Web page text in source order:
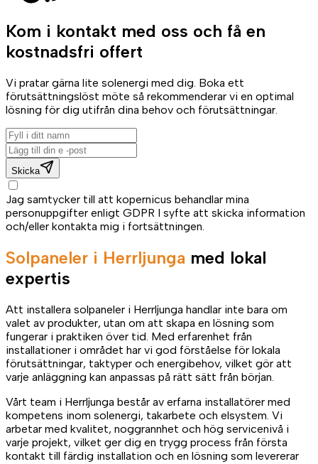
Kom i kontakt med oss och få en
kostnadsfri offert
Vi pratar gärna lite solenergi med dig. Boka ett
förutsättningslöst möte så rekommenderar vi en optimal
lösning för dig utifrån dina behov och förutsättningar.
Skicka
Jag samtycker till att kopernicus behandlar mina
personuppgifter enligt GDPR I syfte att skicka information
och/eller kontakta mig i fortsättningen.
Solpaneler i Herrljunga med lokal
expertis
Att installera solpaneler i Herrljunga handlar inte bara om
valet av produkter, utan om att skapa en lösning som
fungerar i praktiken över tid. Med erfarenhet från
installationer i området har vi god förståelse för lokala
förutsättningar, taktyper och energibehov, vilket gör att
varje anläggning kan anpassas på rätt sätt från början.
Vårt team i Herrljunga består av erfarna installatörer med
kompetens inom solenergi, takarbete och elsystem. Vi
arbetar med kvalitet, noggrannhet och hög servicenivå i
varje projekt, vilket ger dig en trygg process från första
kontakt till färdig installation och en lösning som levererar